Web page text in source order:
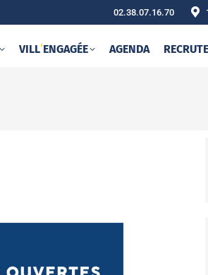
02.38.07.16.70
VILL‘ENGAGÉE AGENDA